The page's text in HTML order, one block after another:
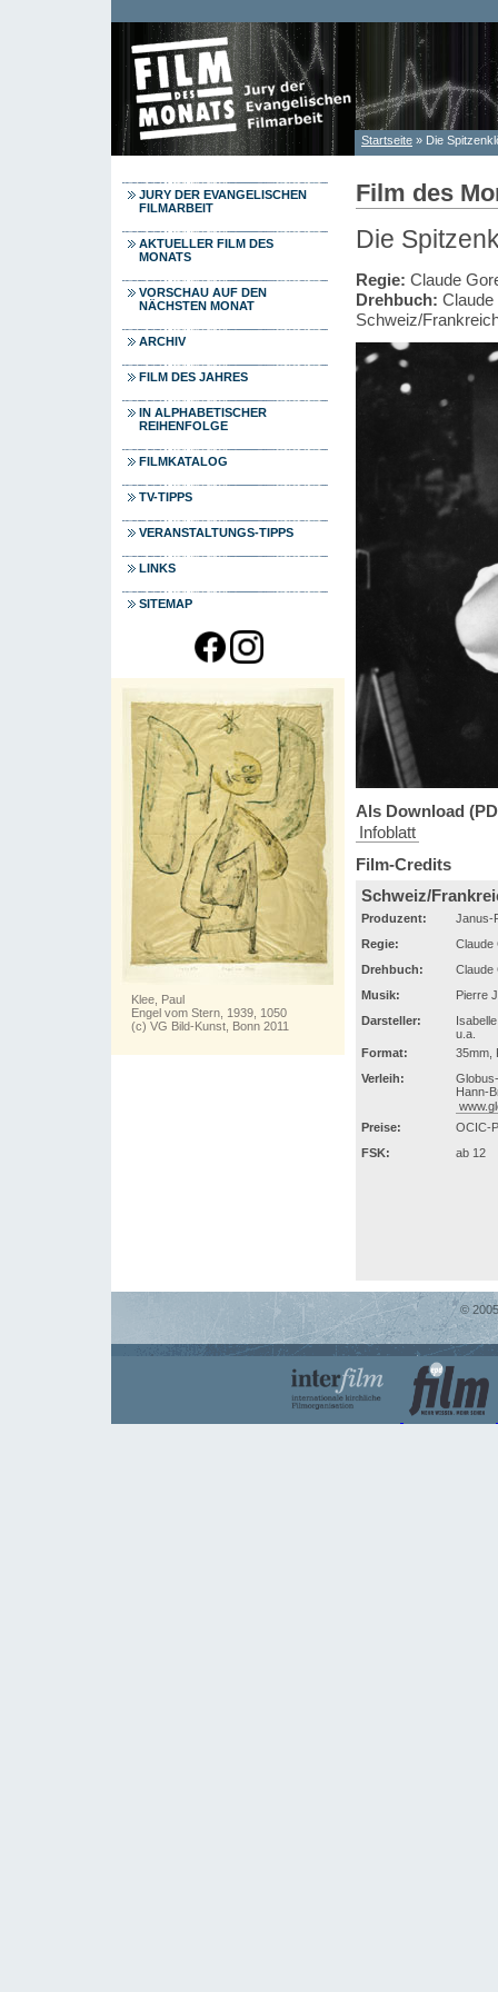
Sie sind hier
Startseite » Die
JURY DER EVANGELISCHEN
FILMARBEIT
AKTUELLER FILM DES
MONATS
VORSCHAU AUF DEN
NÄCHSTEN MONAT
ARCHIV
FILM DES JAHRES
IN ALPHABETISCHER
REIHENFOLGE
FILMKATALOG
TV-TIPPS
VERANSTALTUNGS-TIPPS
LINKS
SITEMAP
Klee, Paul
Engel vom Stern, 1939, 1050
(c) VG Bild-Kunst, Bonn 2011
Film des
Die
Regie: Claude
Drehbuch: Claude
Schweiz/
Als Download
Infoblatt
Film-Credits
Schweiz/
Produzent:
Janus-
Regie:
Claude
Drehbuch:
Claude
Musik:
Pierre
Darsteller:
u.a.
Format:
35mm,
Verleih:
Hann-
Preise:
OCIC-
FSK:
ab 12
©